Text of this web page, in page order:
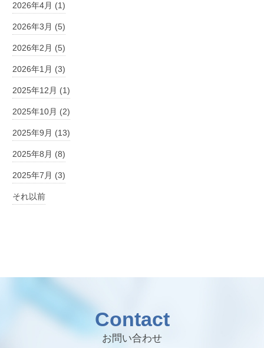
2026年4月 (1)
2026年3月 (5)
2026年2月 (5)
2026年1月 (3)
2025年12月 (1)
2025年10月 (2)
2025年9月 (13)
2025年8月 (8)
2025年7月 (3)
それ以前
Contact
お問い合わせ